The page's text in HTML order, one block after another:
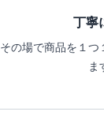
丁寧
その場で商品を１つ
ま